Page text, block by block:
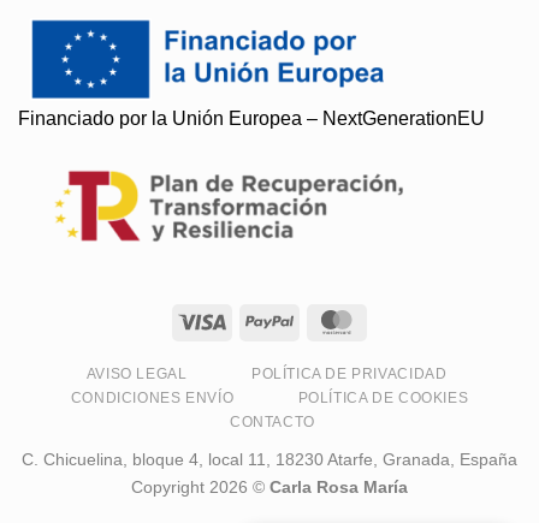
Financiado por la Unión Europea – NextGenerationEU
AVISO LEGAL
POLÍTICA DE PRIVACIDAD
CONDICIONES ENVÍO
POLÍTICA DE COOKIES
CONTACTO
C. Chicuelina, bloque 4, local 11, 18230 Atarfe, Granada, España
Copyright 2026 © Carla Rosa María
Soy Paqui, ¿Te ayudo?
Resuelvo todas tus preguntas